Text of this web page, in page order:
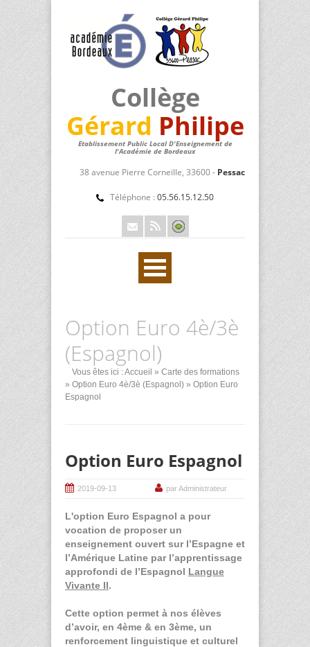
Collège
Gérard Philipe
Etablissement Public Local D'Enseignement de
l'Académie de Bordeaux
38 avenue Pierre Corneille, 33600 - Pessac
Téléphone : 05.56.15.12.50
Option Euro 4è/3è
(Espagnol)
Vous êtes ici :Accueil » Carte des formations
» Option Euro 4è/3è (Espagnol) » Option Euro
Espagnol
Option Euro Espagnol
2019-09-13 par Administrateur
L'option Euro Espagnol a pour
vocation de proposer un
enseignement ouvert sur l’Espagne et
l’Amérique Latine par l’apprentissage
approfondi de l’Espagnol Langue
Vivante II.
Cette option permet à nos élèves
d’avoir, en 4ème & en 3ème, un
renforcement linguistique et culturel